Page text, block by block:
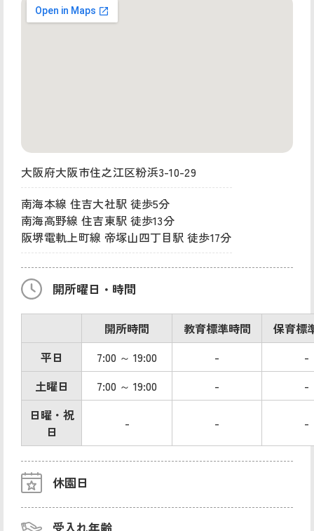
大阪府大阪市住之江区粉浜3-10-29
南海本線 住吉大社駅 徒歩5分
南海高野線 住吉東駅 徒歩13分
阪堺電軌上町線 帝塚山四丁目駅 徒歩17分
開所曜日・時間
開所時間 教育標準時間
保育標
平日
7:00 ～ 19:00 -
-
土曜日
7:00 ～ 19:00 -
-
日曜・祝
日
- - -
休園日
受入れ年齢